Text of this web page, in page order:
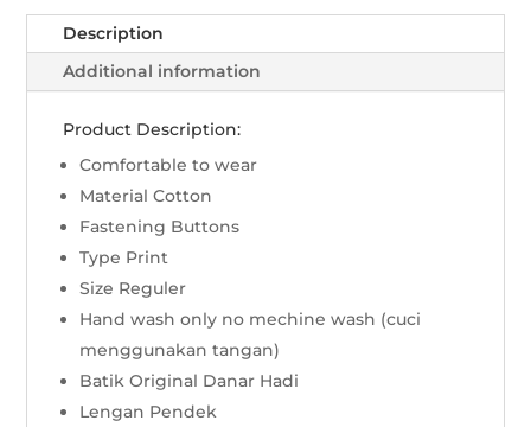
quantity
Description
Additional information
Product Description:
Comfortable to wear
Material Cotton
Fastening Buttons
Type Print
Size Reguler
Hand wash only no mechine wash (cuci
menggunakan tangan)
Batik Original Danar Hadi
Lengan Pendek